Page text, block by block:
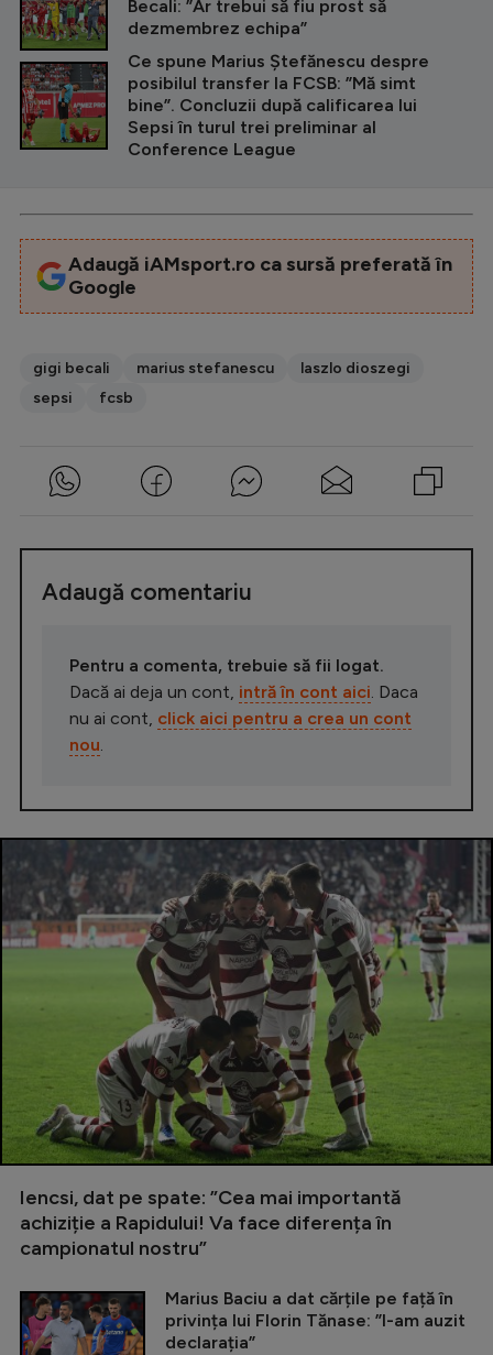
Becali: ”Ar trebui să fiu prost să
dezmembrez echipa”
Ce spune Marius Ștefănescu despre
posibilul transfer la FCSB: ”Mă simt
bine”. Concluzii după calificarea lui
Sepsi în turul trei preliminar al
Conference League
Adaugă iAMsport.ro ca sursă preferată în
Google
gigi becali marius stefanescu
laszlo dioszegi
sepsi
fcsb
Adaugă comentariu
Pentru a comenta, trebuie să fii logat.
Dacă ai deja un cont, intră în cont aici . Daca
nu ai cont, click aici pentru a crea un cont
nou
Iencsi, dat pe spate: ”Cea mai importantă
achiziție a Rapidului! Va face diferența în
campionatul nostru”
Marius Baciu a dat cărțile pe față în
privința lui Florin Tănase: ”I-am auzit
declarația”